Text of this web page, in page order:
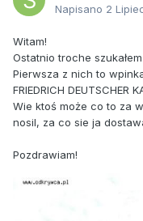
Napisano 2
Witam!
Ostatnio troche
Pierwsza z nich to
FRIEDRICH DEUTSCHER
Wie ktoś może co to za
nosil, za co sie ja
Pozdrawiam!